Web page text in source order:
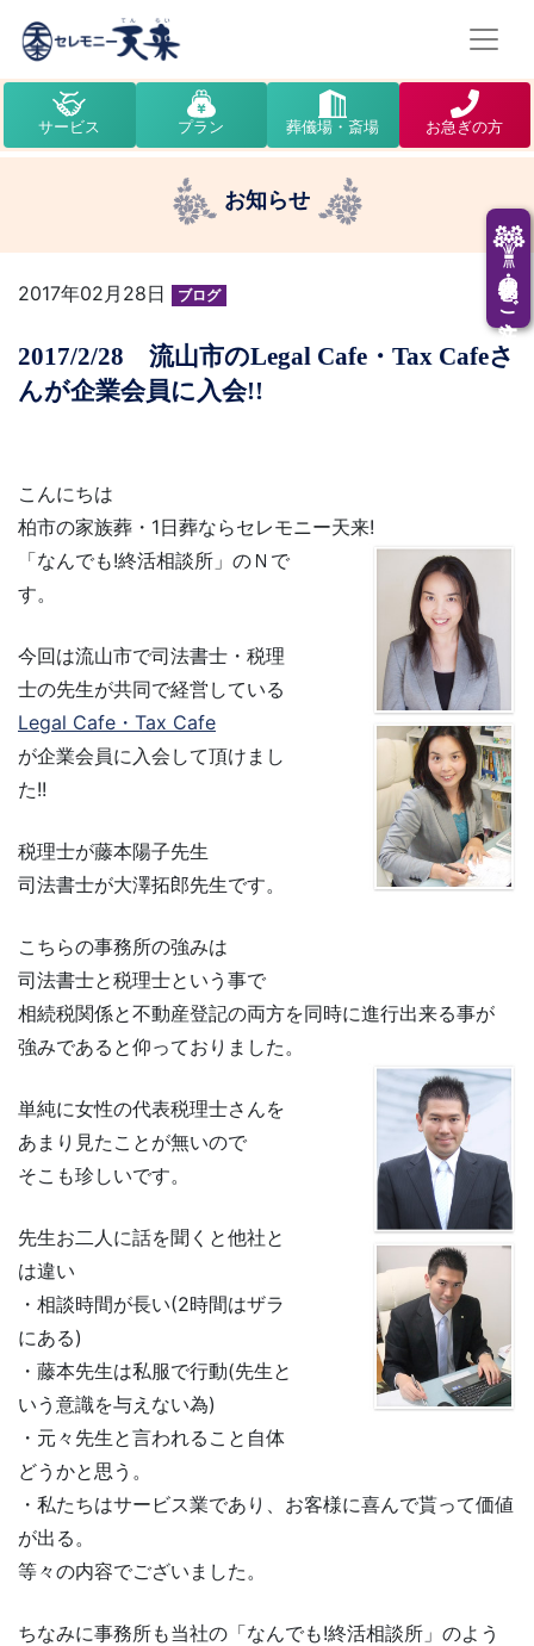
供花・供物のご注文
サービス プラン 葬儀場・斎場 お急ぎの方
お知らせ
2017年02月28日 ブログ
2017/2/28 流山市のLegal Cafe・Tax Cafeさ
んが企業会員に入会!!
こんにちは
柏市の家族葬・1日葬ならセレモニー天来!
「なんでも!終活相談所」のＮで
す。
今回は流山市で司法書士・税理
士の先生が共同で経営している
Legal Cafe・Tax Cafe
が企業会員に入会して頂けまし
た!!
税理士が藤本陽子先生
司法書士が大澤拓郎先生です。
こちらの事務所の強みは
司法書士と税理士という事で
相続税関係と不動産登記の両方を同時に進行出来る事が
強みであると仰っておりました。
単純に女性の代表税理士さんを
あまり見たことが無いので
そこも珍しいです。
先生お二人に話を聞くと他社と
は違い
・相談時間が長い(2時間はザラ
にある)
・藤本先生は私服で行動(先生と
いう意識を与えない為)
・元々先生と言われること自体
どうかと思う。
・私たちはサービス業であり、お客様に喜んで貰って価値
が出る。
等々の内容でございました。
ちなみに事務所も当社の「なんでも!終活相談所」のよう